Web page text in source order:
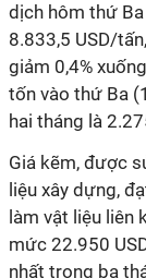
dịch hôm thứ
8.833,5 USD/
giảm 0,4%
tốn vào thứ Ba
hai tháng là
Giá kẽm, được
liệu xây dựng,
làm vật liệu liên
mức 22.950
nhất trong ba